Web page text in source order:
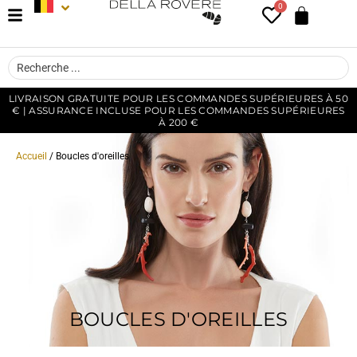
0
LIVRAISON GRATUITE POUR LES COMMANDES SUPÉRIEURES À 50
€ | ASSURANCE INCLUSE POUR LES COMMANDES SUPÉRIEURES
À 200 €
Accueil / Boucles d'oreilles
BOUCLES D'OREILLES